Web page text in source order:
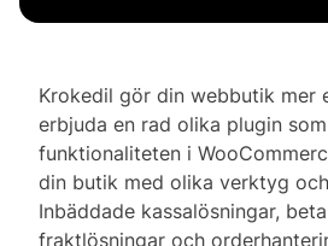
Krokedil gör din webbutik mer
erbjuda en rad olika plugin
funktionaliteten i
din butik med olika verktyg
Inbäddade kassalösningar,
fraktlösningar och